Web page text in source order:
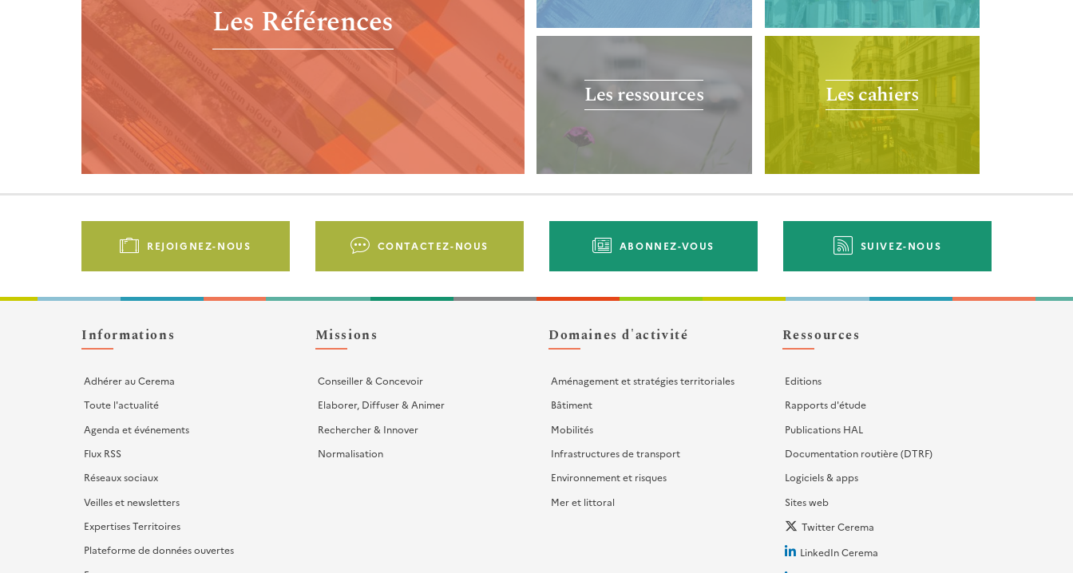
Les Références
Les ressources Les cahiers
Pied
Liens
d'actions
REJOIGNEZ-NOUS CONTACTEZ-NOUS ABONNEZ-VOUS SUIVEZ-NOUS
Informations
Adhérer au Cerema
Toute l'actualité
Agenda et événements
Flux RSS
Réseaux sociaux
Veilles et newsletters
Expertises Territoires
Plateforme de données ouvertes
Missions
Conseiller & Concevoir
Elaborer, Diffuser & Animer
Rechercher & Innover
Normalisation
Domaines d'activité
Aménagement et stratégies territoriales
Bâtiment
Mobilités
Infrastructures de transport
Environnement et risques
Mer et littoral
Ressources
Editions
Rapports d'étude
Publications HAL
Documentation routière (DTRF)
Logiciels & apps
Sites web
Twitter Cerema
LinkedIn Cerema